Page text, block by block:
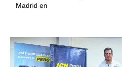
Madrid en